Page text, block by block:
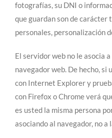
fotografías, su DNI o
que guardan son de carácter
personales, personalización
El servidor web no le asocia
navegador web. De hecho,
con Internet Explorer y
con Firefox o Chrome verá
es usted la misma persona
asociando al navegador, no a